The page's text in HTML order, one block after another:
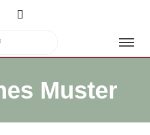
Muster